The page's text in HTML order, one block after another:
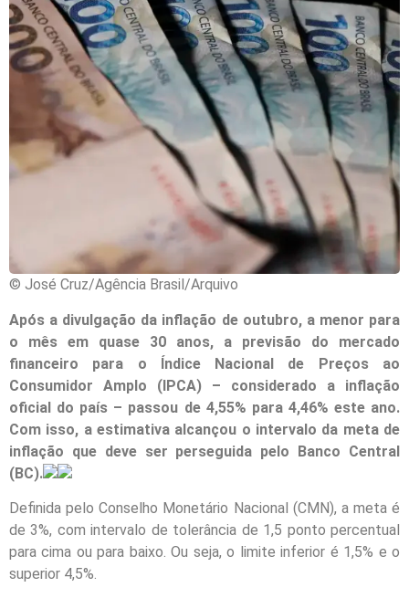
© José Cruz/Agência Brasil/Arquivo
Após a divulgação da inflação de outubro, a menor para
o mês em quase 30 anos, a previsão do mercado
financeiro para o Índice Nacional de Preços ao
Consumidor Amplo (IPCA) – considerado a inflação
oficial do país – passou de 4,55% para 4,46% este ano.
Com isso, a estimativa alcançou o intervalo da meta de
inflação que deve ser perseguida pelo Banco Central
(BC).
Definida pelo Conselho Monetário Nacional (CMN), a meta é
de 3%, com intervalo de tolerância de 1,5 ponto percentual
para cima ou para baixo. Ou seja, o limite inferior é 1,5% e o
superior 4,5%.